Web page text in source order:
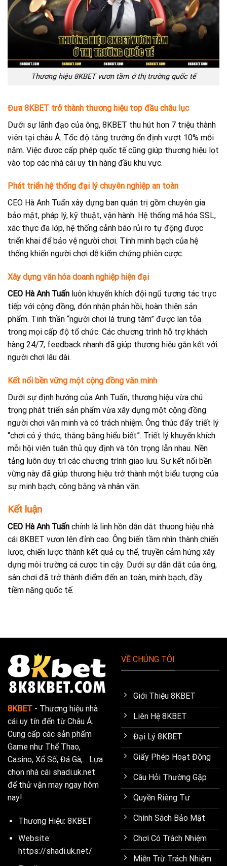
Thương hiệu 8KBET vươn tầm ở thị trường quốc tế
Đưa 8KBET trở thành thương hiệu top đầu châu lục
Dưới sự lãnh đạo của ông, 8KBET thu hút hơn 7 triệu thành
viên tại châu Á. Tốc độ tăng trưởng ổn định vượt 10% mỗi
năm. Việc được cấp phép quốc tế cũng giúp thương hiệu lọt
vào top các nhà cái uy tín hàng đầu khu vực.
Phát triển hệ thống đại lý chuyên nghiệp an toàn
CEO Hà Anh Tuấn xây dựng ban quản trị gồm chuyên gia
bảo mật, pháp lý, kỹ thuật, vận hành. Hệ thống mã hóa SSL,
xác thực đa lớp, hệ thống cảnh báo rủi ro tự động được
triển khai để bảo vệ người chơi. Tính minh bạch của hệ
thống khiến người chơi dễ kiểm chứng phiên cược.
Xây dựng văn hóa doanh nghiệp hiện đại
CEO Hà Anh Tuấn luôn khuyến khích đội ngũ tương tác trực
tiếp với cộng đồng, đón nhận phản hồi, hoàn thiện sản
phẩm. Tinh thần “người chơi là trung tâm” được lan tỏa
trong mọi cấp độ tổ chức. Các chương trình hỗ trợ khách
hàng 24/7, feedback nhanh đã giúp thương hiệu gắn kết với
người chơi lâu dài.
Kết nối bền vững một cộng đồng văn minh
Dưới sự định hướng của Anh Tuấn, thương hiệu vừa chú
trọng phát triển sản phẩm vừa xây dựng một cộng đồng
người chơi văn minh và có trách nhiệm. Ông thúc đẩy triết lý
“chơi có ý thức, thắng bằng hiểu biết”. Triết lý khuyến khích
mỗi hội viên tuân thủ quy định và tôn trọng lẫn nhau. Nền
tảng luôn duy trì các chương trình giao lưu. Sự kết nối bền
vững này đã giúp thương hiệu trở thành một biểu tượng của
sự minh bạch, công bằng và nhân văn.
Kết luận
CEO Hà Anh Tuấn chính là linh hồn dẫn dắt thuong hiệu nhà
cái 8KBET vươn lên đỉnh cao. Ông biến tầm nhìn thành chiến
lược, chiến lược thành kết quả cụ thể, truyền cảm hứng xây
dựng môi trường cá cược tin cậy. Dưới sự dẫn dắt của ông,
sân chơi đã trở thành điểm đến an toàn, minh bạch, đầy
tiềm năng quốc tế.
8KBET - Thương hiệu nhà
cái uy tín đến từ Châu Á.
Cung cấp các sản phẩm
Game như Thể Thao,
Casino, Xổ Số, Đá Gà,... Lựa
chọn nhà cái shadi.uk.net
để thử vận may ngay hôm
nay!
Thương Hiệu: 8KBET
Website:
https://shadi.uk.net/
VỀ CHÚNG TÔI
Giới Thiệu 8KBET
Liên Hệ 8KBET
Đại Lý 8KBET
Giấy Phép Hoạt Động
Câu Hỏi Thường Gặp
Quyền Riêng Tư
Chính Sách Bảo Mật
Chơi Có Trách Nhiệm
Miễn Trừ Trách Nhiệm